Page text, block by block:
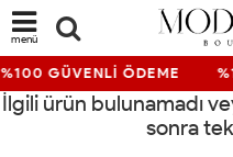
menü
GÜVENLİ ÖDEME
İlgili ürün bulunamadı
sonra